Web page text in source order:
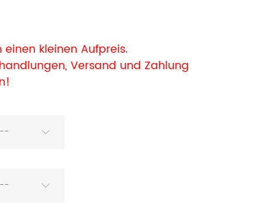
kleinen Aufpreis.
Versand und Zahlung